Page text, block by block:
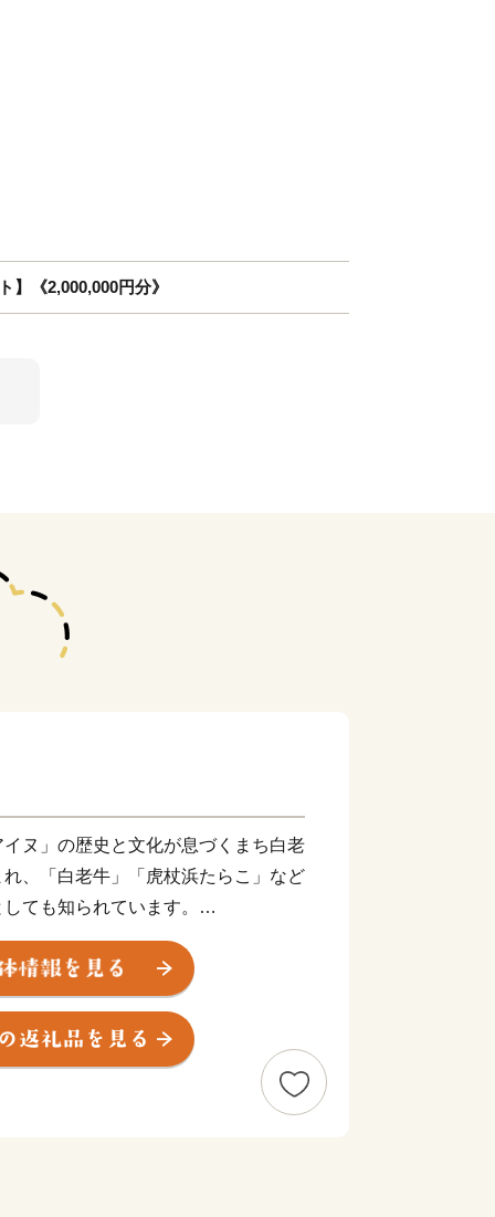
】《2,000,000円分》
ヌ」の歴史と文化が息づくまち白老
、「白老牛」「虎杖浜たらこ」など
ても知られています。
国立博物館となる国立アイヌ民族
ら構成される「ウポポイ」がアイヌ
開設されました。
お越しください。